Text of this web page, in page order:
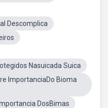
Descomplica
Nasuicada Suica
ImportanciaDo Bioma
DosBimas